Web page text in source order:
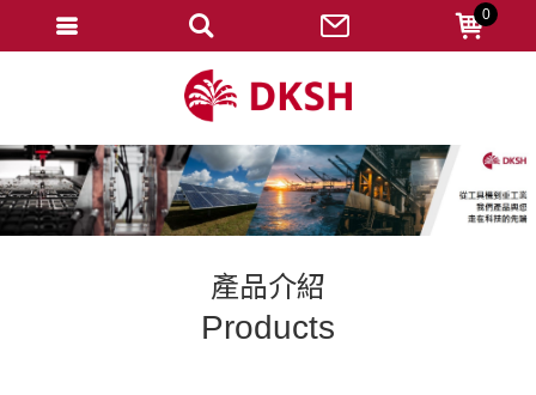
產品介紹
Products
0
忘記密碼
變更密碼
修改個人資料